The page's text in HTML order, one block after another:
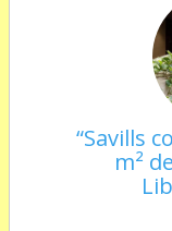
Savills
m²